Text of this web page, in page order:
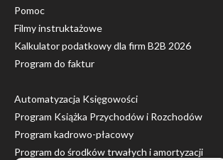
Pomoc
Filmy instruktażowe
Kalkulator podatkowy dla firm B2B 2026
Program do faktur
Automatyzacja Księgowości
Program Książka Przychodów i Rozchodów
Program kadrowo-płacowy
Program do środków trwałych i amortyzacji